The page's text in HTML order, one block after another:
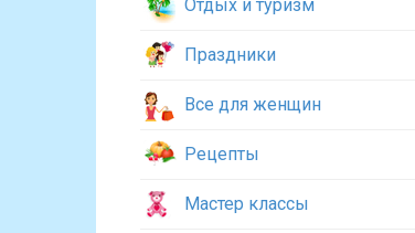
Отдых и туризм
Праздники
Все для женщин
Рецепты
Мастер классы